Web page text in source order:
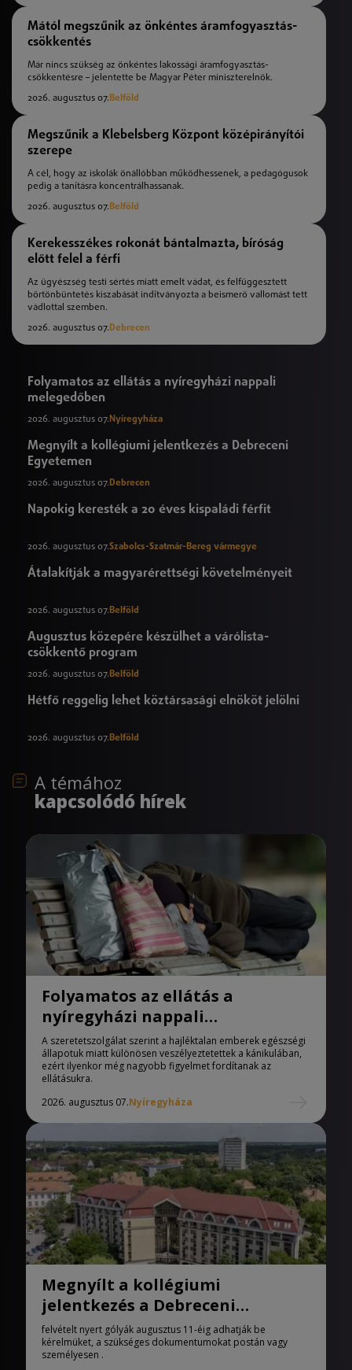
Mától megszűnik az önkéntes áramfogyasztás-
csökkentés
Már nincs szükség az önkéntes lakossági áramfogyasztás-
csökkentésre – jelentette be Magyar Péter miniszterelnök.
2026. augusztus 07.Belföld
Megszűnik a Klebelsberg Központ középirányítói
szerepe
A cél, hogy az iskolák önállóbban működhessenek, a pedagógusok
pedig a tanításra koncentrálhassanak.
2026. augusztus 07.Belföld
Kerekesszékes rokonát bántalmazta, bíróság
előtt felel a férfi
Az ügyészség testi sértés miatt emelt vádat, és felfüggesztett
börtönbüntetés kiszabását indítványozta a beismerő vallomást tett
vádlottal szemben.
2026. augusztus 07.Debrecen
Folyamatos az ellátás a nyíregyházi nappali
melegedőben
2026. augusztus 07. Nyíregyháza
Megnyílt a kollégiumi jelentkezés a Debreceni
Egyetemen
2026. augusztus 07.Debrecen
Napokig keresték a 20 éves kispaládi férfit
2026. augusztus 07.Szabolcs-Szatmár-Bereg vármegye
Átalakítják a magyarérettségi követelményeit
2026. augusztus 07.Belföld
Augusztus közepére készülhet a várólista-
csökkentő program
2026. augusztus 07.Belföld
Hétfő reggelig lehet köztársasági elnököt jelölni
2026. augusztus 07.Belföld
A témához
kapcsolódó hírek
Folyamatos az ellátás a
nyíregyházi nappali
melegedőben
A szeretetszolgálat szerint a hajléktalan emberek egészségi
állapotuk miatt különösen veszélyeztetettek a kánikulában,
ezért ilyenkor még nagyobb figyelmet fordítanak az
ellátásukra.
2026. augusztus 07.Nyíregyháza
Megnyílt a kollégiumi
jelentkezés a Debreceni
Egyetemen
felvételt nyert gólyák augusztus 11-éig adhatják be
kérelmüket, a szükséges dokumentumokat postán vagy
személyesen .